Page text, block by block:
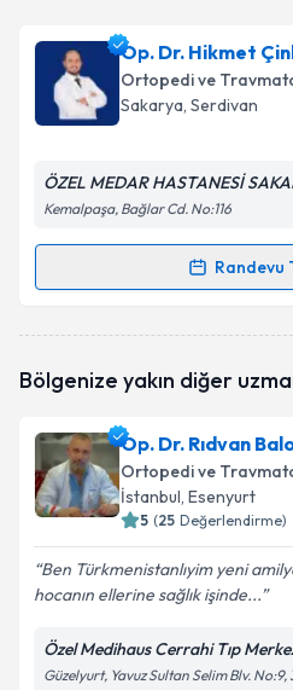
Op. Dr. Hikmet
Ortopedi ve
Sakarya, Serdivan
ÖZEL MEDAR HASTANESİ
Kemalpaşa, Bağlar Cd. No:116
Randevu
Randevu Takvimi
oluşturun. Size bu
E-posta Adresiniz
Kişisel verilerimin
Metni 'ni okudum ve
Bölgenize yakın diğer
Op. Dr. Rıdvan
Ortopedi ve
İstanbul, Esenyurt
5 (25 Değerlendirme)
Ben Türkmenistanlıyim yeni
hocanın ellerine sağlık işinde...
Özel Medihaus Cerrahi Tıp
Güzelyurt, Yavuz Sultan Selim Blv. No:9,